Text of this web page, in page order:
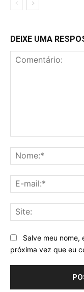
DEIXE UMA
Salve meu nome,
próxima vez que eu